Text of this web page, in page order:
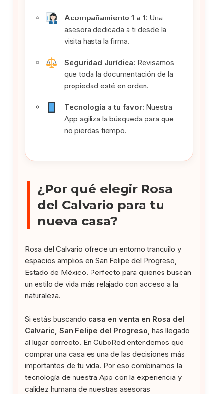
Acompañamiento 1 a 1: Una
asesora dedicada a ti desde la
visita hasta la firma.
Seguridad Jurídica: Revisamos
que toda la documentación de la
propiedad esté en orden.
Tecnología a tu favor: Nuestra
App agiliza la búsqueda para que
no pierdas tiempo.
¿Por qué elegir Rosa
del Calvario para tu
nueva casa?
Rosa del Calvario ofrece un entorno tranquilo y
espacios amplios en San Felipe del Progreso,
Estado de México. Perfecto para quienes buscan
un estilo de vida más relajado con acceso a la
naturaleza.
Si estás buscando casa en venta en Rosa del
Calvario, San Felipe del Progreso , has llegado
al lugar correcto. En CuboRed entendemos que
comprar una casa es una de las decisiones más
importantes de tu vida. Por eso combinamos la
tecnología de nuestra App con la experiencia y
calidez humana de nuestras asesoras